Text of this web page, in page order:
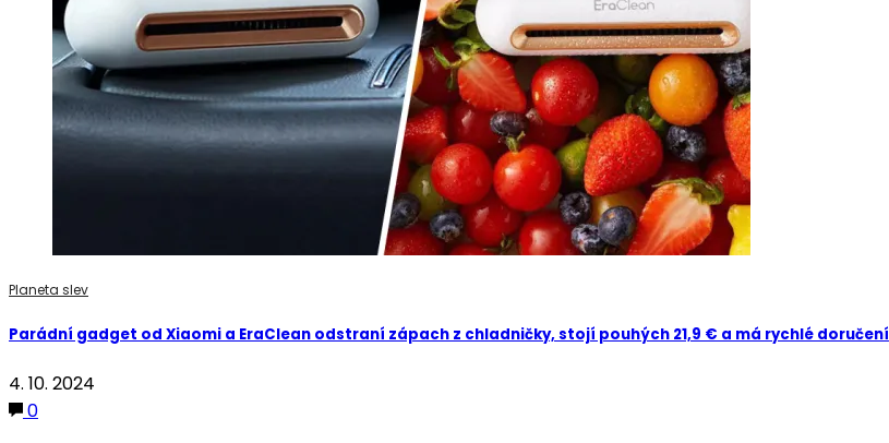
Planeta slev
Parádní gadget od Xiaomi a EraClean odstraní zápach z chladničky, stojí pouhých 21,9 € a má rychlé doručení
4. 10. 2024
0